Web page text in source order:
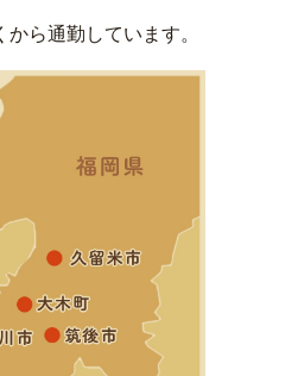
ら通勤しています。